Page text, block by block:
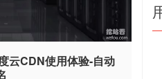
云CDN使用体验-自动